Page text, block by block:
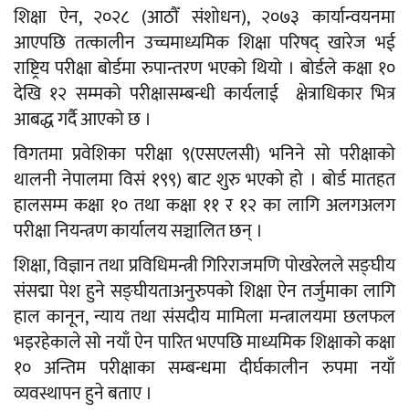
शिक्षा ऐन, २०२८ (आठौँ संशोधन), २०७३ कार्यान्वयनमा
आएपछि तत्कालीन उच्चमाध्यमिक शिक्षा परिषद् खारेज भई
राष्ट्रिय परीक्षा बोर्डमा रुपान्तरण भएको थियो । बोर्डले कक्षा १०
देखि १२ सम्मको परीक्षासम्बन्धी कार्यलाई क्षेत्राधिकार भित्र
आबद्ध गर्दै आएको छ ।
विगतमा प्रवेशिका परीक्षा ९(एसएलसी) भनिने सो परीक्षाको
थालनी नेपालमा विसं १९९) बाट शुरु भएको हो । बोर्ड मातहत
हालसम्म कक्षा १० तथा कक्षा ११ र १२ का लागि अलगअलग
परीक्षा नियन्त्रण कार्यालय सञ्चालित छन् ।
शिक्षा, विज्ञान तथा प्रविधिमन्त्री गिरिराजमणि पोखरेलले सङ्घीय
संसद्मा पेश हुने सङ्घीयताअनुरुपको शिक्षा ऐन तर्जुमाका लागि
हाल कानून, न्याय तथा संसदीय मामिला मन्त्रालयमा छलफल
भइरहेकाले सो नयाँ ऐन पारित भएपछि माध्यमिक शिक्षाको कक्षा
१० अन्तिम परीक्षाका सम्बन्धमा दीर्घकालीन रुपमा नयाँ
व्यवस्थापन हुने बताए ।